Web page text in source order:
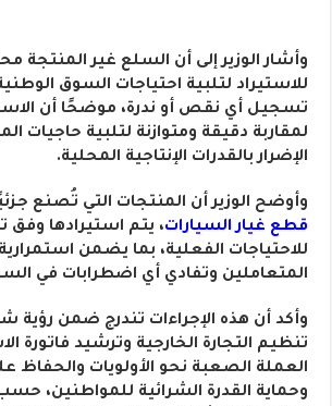
وأشار الوزير إلى أن السلع غير المنتجة
للاستيراد لتلبية احتياجات السوق
تسجيل أي نقص أو ندرة، موضحًا أن
لمقاربة دقيقة ومتوازنة لتلبية حاجيات
الإضرار بالقدرات الإنتاجية المحلية.
وأوضح الوزير أن المنتجات التي تُصنع
قطع غيار السيارات، يتم استيرادها وفق
للاحتياجات الفعلية، بما يضمن
المتعاملين وتفادي أي اضطرابات في
وأكد أن هذه الإجراءات تندرج ضمن رؤية
تنظيم التجارة الخارجية وترشيد فاتورة
العملة الصعبة نحو الأولويات والحفاظ
وحماية القدرة الشرائية للمواطنين، حسب